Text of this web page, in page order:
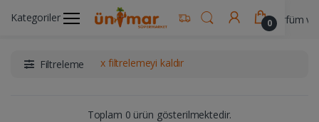
Kategoriler 0
Ünimar Anasayfa Kişisel Bakım Ürünleri Parfüm
Filtreleme x filtrelemeyi kaldır
Toplam 0 ürün gösterilmektedir.